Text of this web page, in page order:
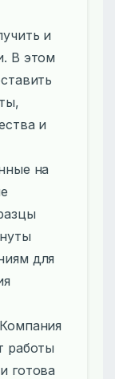
и
В этом
и
на
для
работы
готова